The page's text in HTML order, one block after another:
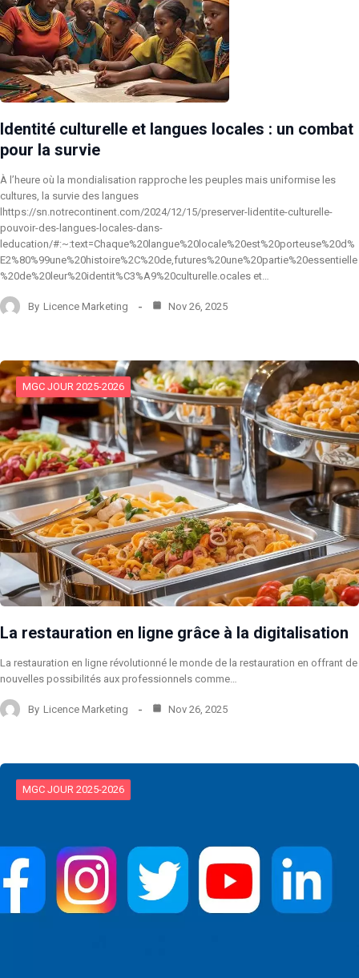
Identité culturelle et langues locales : un combat
pour la survie
À l’heure où la mondialisation rapproche les peuples mais uniformise les
cultures, la survie des langues
lhttps://sn.notrecontinent.com/2024/12/15/preserver-lidentite-culturelle-
pouvoir-des-langues-locales-dans-
leducation/#:~:text=Chaque%20langue%20locale%20est%20porteuse%20d%
E2%80%99une%20histoire%2C%20de,futures%20une%20partie%20essentielle
%20de%20leur%20identit%C3%A9%20culturelle.ocales et…
By Licence Marketing Nov 26, 2025
MGC JOUR 2025-2026
La restauration en ligne grâce à la digitalisation
La restauration en ligne révolutionné le monde de la restauration en offrant de
nouvelles possibilités aux professionnels comme…
By Licence Marketing Nov 26, 2025
MGC JOUR 2025-2026